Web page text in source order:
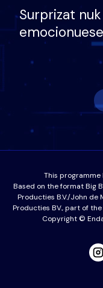
Surprizat
nëna dhe
nuk i mban
This
Based on the format Big
Producties B.V./John de
Producties BV., part of
Copyright ©